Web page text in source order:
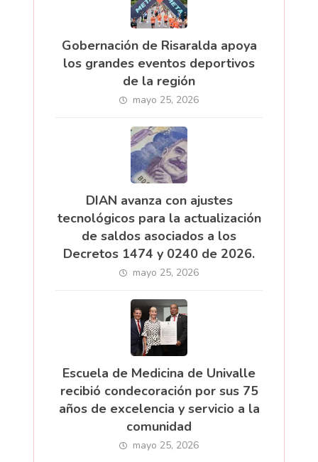
Gobernación de Risaralda apoya
los grandes eventos deportivos
de la región
mayo 25, 2026
DIAN avanza con ajustes
tecnológicos para la actualización
de saldos asociados a los
Decretos 1474 y 0240 de 2026.
mayo 25, 2026
Escuela de Medicina de Univalle
recibió condecoración por sus 75
años de excelencia y servicio a la
comunidad
mayo 25, 2026